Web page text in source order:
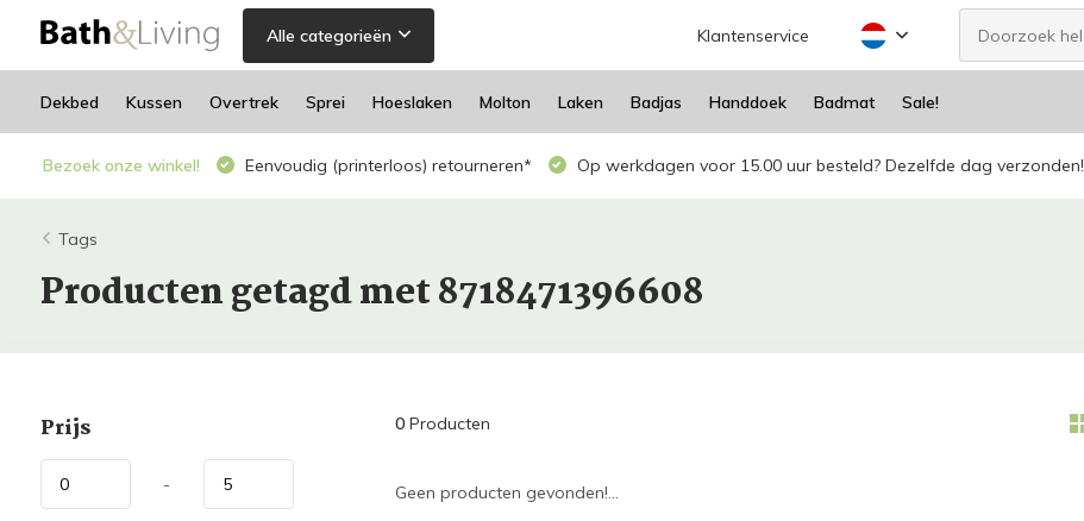
Alle categorieën Klantenservice
Dekbed Kussen Overtrek Sprei Hoeslaken Molton Laken Badjas Handdoek Badmat Sale!
Bezoek onze winkel! Eenvoudig (printerloos) retourneren* Op werkdagen voor 15.00 uur besteld? Dezelfde dag verzonden!
Tags
Producten getagd met 8718471396608
Prijs
-
0Producten
Geen producten gevonden!...